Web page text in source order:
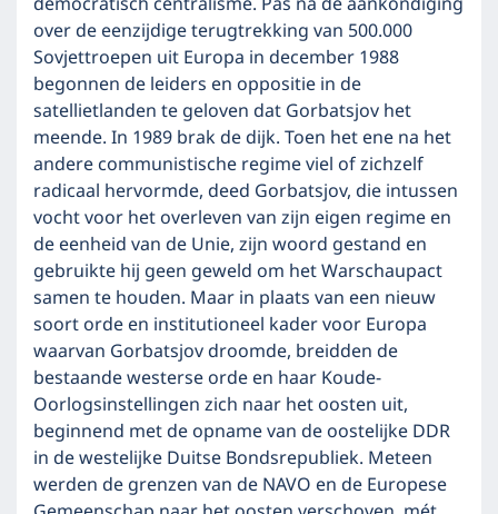
over de eenzijdige terugtrekking van 500.000
Sovjettroepen uit Europa in december 1988
begonnen de leiders en oppositie in de
satellietlanden te geloven dat Gorbatsjov het
meende. In 1989 brak de dijk. Toen het ene na het
andere communistische regime viel of zichzelf
radicaal hervormde, deed Gorbatsjov, die intussen
vocht voor het overleven van zijn eigen regime en
de eenheid van de Unie, zijn woord gestand en
gebruikte hij geen geweld om het Warschaupact
samen te houden. Maar in plaats van een nieuw
soort orde en institutioneel kader voor Europa
waarvan Gorbatsjov droomde, breidden de
bestaande westerse orde en haar Koude-
Oorlogsinstellingen zich naar het oosten uit,
beginnend met de opname van de oostelijke DDR
in de westelijke Duitse Bondsrepubliek. Meteen
werden de grenzen van de NAVO en de Europese